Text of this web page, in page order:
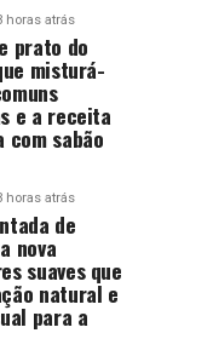
horas atrás
prato do
misturá-
e a receita
com sabão
horas atrás
de
nova
suaves que
natural e
para a